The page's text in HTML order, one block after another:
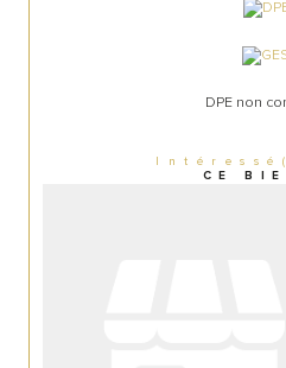
DPE non
CE